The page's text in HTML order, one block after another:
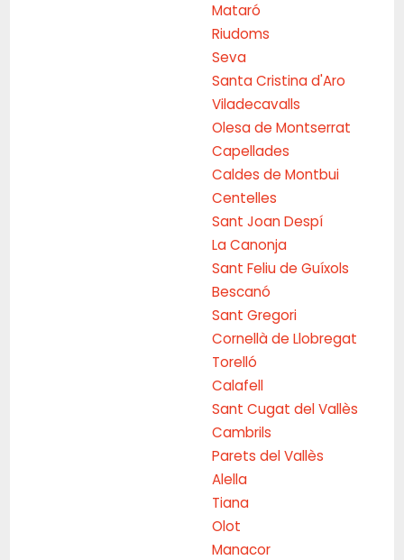
Mataró
Riudoms
Seva
Santa Cristina d'Aro
Viladecavalls
Olesa de Montserrat
Capellades
Caldes de Montbui
Centelles
Sant Joan Despí
La Canonja
Sant Feliu de Guíxols
Bescanó
Sant Gregori
Cornellà de Llobregat
Torelló
Calafell
Sant Cugat del Vallès
Cambrils
Parets del Vallès
Alella
Tiana
Olot
Manacor